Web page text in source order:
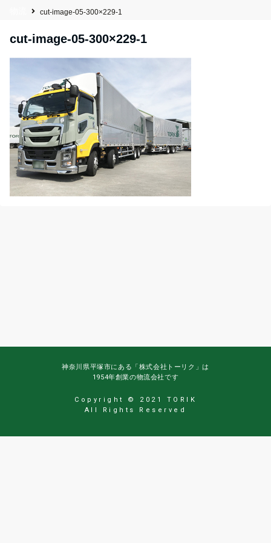
cut-image-05-300×229-1
cut-image-05-300×229-1
神奈川県平塚市にある「株式会社トーリク」は
1954年創業の物流会社です
Copyright © 2021 TORIK
All Rights Reserved